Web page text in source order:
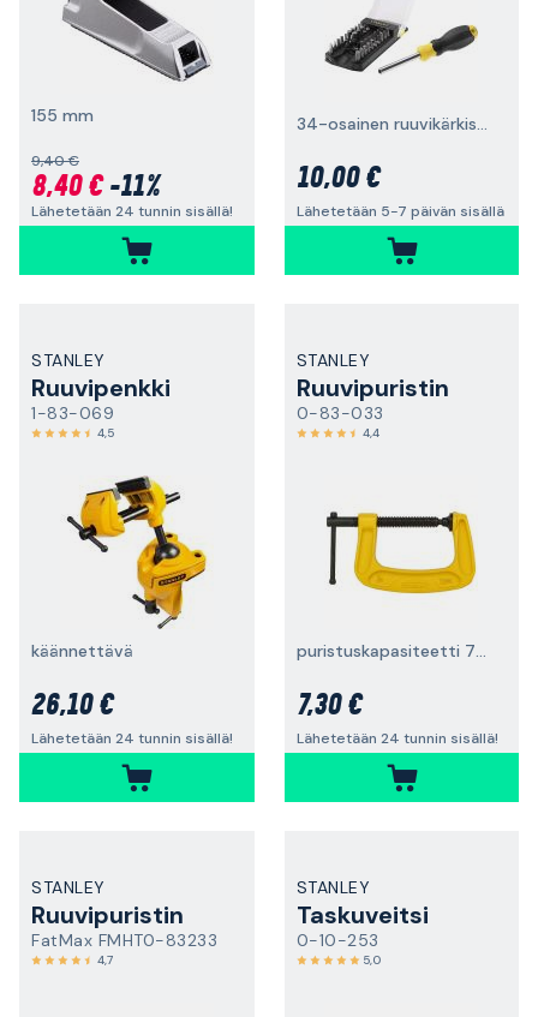
155 mm
9,40 €
8,40 €-11%
Lähetetään 24 tunnin sisällä!
34-osainen ruuvikärkisarja
10,00 €
Lähetetään 5-7 päivän sisällä
STANLEY
Ruuvipenkki
1-83-069
4,5
käännettävä
26,10 €
Lähetetään 24 tunnin sisällä!
STANLEY
Ruuvipuristin
0-83-033
4,4
puristuskapasiteetti 75 mm
7,30 €
Lähetetään 24 tunnin sisällä!
STANLEY
Ruuvipuristin
FatMax FMHT0-83233
4,7
STANLEY
Taskuveitsi
0-10-253
5,0